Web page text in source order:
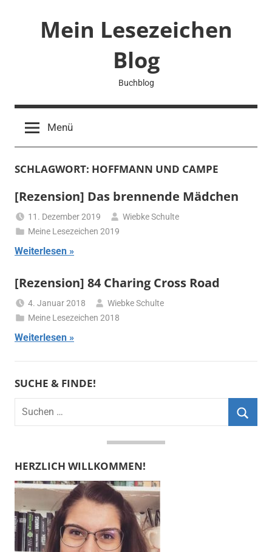
Mein Lesezeichen
Blog
Buchblog
Menü
SCHLAGWORT: HOFFMANN UND CAMPE
[Rezension] Das brennende Mädchen
11. Dezember 2019
Wiebke Schulte
Meine Lesezeichen 2019
Weiterlesen
[Rezension] 84 Charing Cross Road
4. Januar 2018
Wiebke Schulte
Meine Lesezeichen 2018
Weiterlesen
SUCHE & FINDE!
Suchen
HERZLICH WILLKOMMEN!